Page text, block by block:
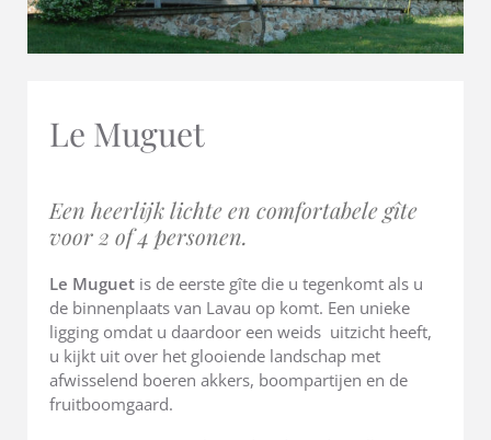
Le Muguet
Een heerlijk lichte en comfortabele gîte
voor 2 of 4 personen.
Le Muguet is de eerste gîte die u tegenkomt als u
de binnenplaats van Lavau op komt. Een unieke
ligging omdat u daardoor een weids uitzicht heeft,
u kijkt uit over het glooiende landschap met
afwisselend boeren akkers, boompartijen en de
fruitboomgaard.